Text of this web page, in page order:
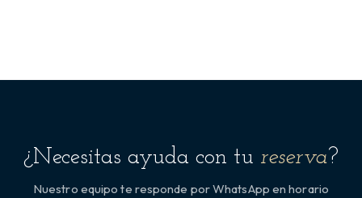
¿Necesitas ayuda con tu reserva?
Nuestro equipo te responde por WhatsApp en horario